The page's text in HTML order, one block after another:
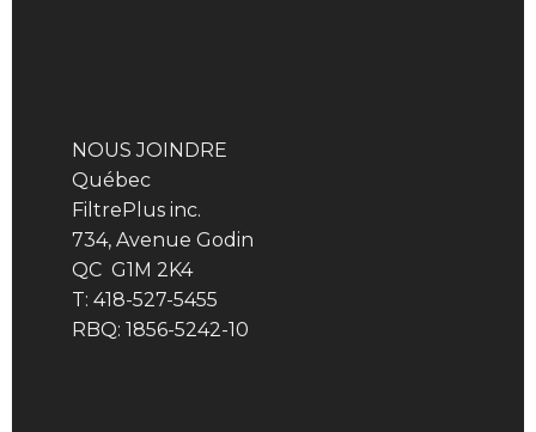
NOUS JOINDRE
Québec
FiltrePlus inc.
734, Avenue Godin
QC G1M 2K4
T: 418-527-5455
RBQ: 1856-5242-10